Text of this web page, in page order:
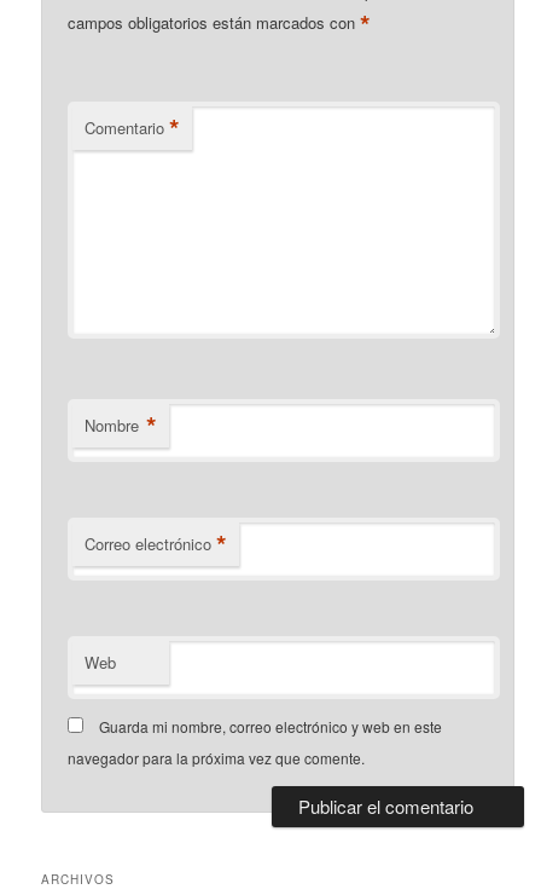
campos obligatorios están marcados con*
Comentario *
Nombre *
Correo electrónico *
Web
Guarda mi nombre, correo electrónico y web en este
navegador para la próxima vez que comente.
ARCHIVOS